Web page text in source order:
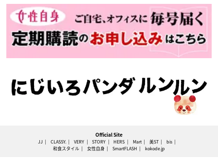
Official Site
JJ CLASSY. VERY STORY HERS Mart 美ST
bis
和食スタイル
女性自身 SmartFLASH kokode.jp